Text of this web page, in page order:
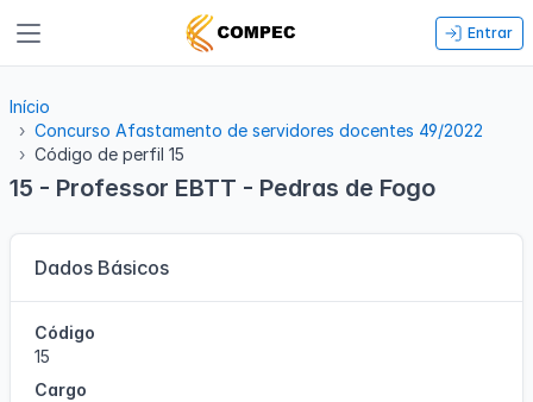
Entrar
Início
Concurso Afastamento de servidores docentes 49/2022
Código de perfil 15
15 - Professor EBTT - Pedras de Fogo
Dados Básicos
Código
15
Cargo